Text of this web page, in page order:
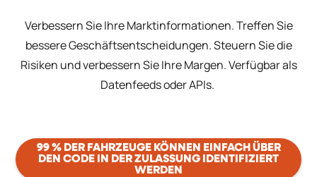
Verbessern Sie Ihre Marktinformationen. Treffen Sie
bessere Geschäftsentscheidungen. Steuern Sie die
Risiken und verbessern Sie Ihre Margen. Verfügbar als
Datenfeeds oder APIs.
99 % DER FAHRZEUGE KÖNNEN EINFACH ÜBER
DEN CODE IN DER ZULASSUNG IDENTIFIZIERT
WERDEN